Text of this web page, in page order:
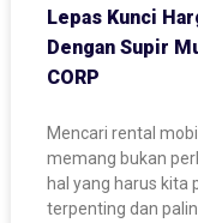
Lepas Kunci
Dengan Supir
CORP
Mencari rental
memang bukan
hal yang harus kita
terpenting dan